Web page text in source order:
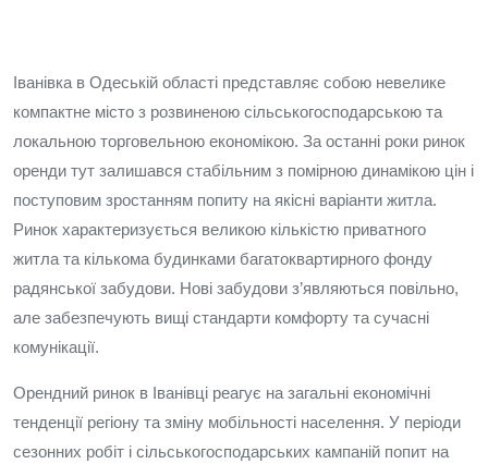
Іванівка в Одеській області представляє собою невелике
компактне місто з розвиненою сільськогосподарською та
локальною торговельною економікою. За останні роки ринок
оренди тут залишався стабільним з помірною динамікою цін і
поступовим зростанням попиту на якісні варіанти житла.
Ринок характеризується великою кількістю приватного
житла та кількома будинками багатоквартирного фонду
радянської забудови. Нові забудови з’являються повільно,
але забезпечують вищі стандарти комфорту та сучасні
комунікації.
Орендний ринок в Іванівці реагує на загальні економічні
тенденції регіону та зміну мобільності населення. У періоди
сезонних робіт і сільськогосподарських кампаній попит на